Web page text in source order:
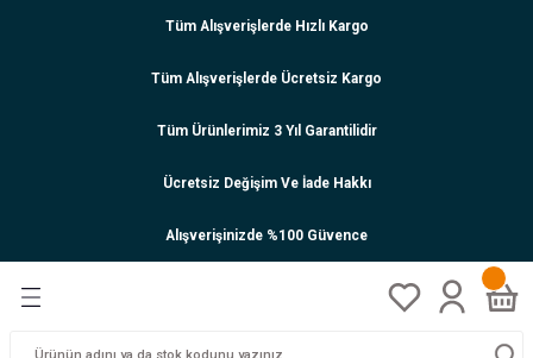
Tüm Alışverişlerde Hızlı Kargo
Tüm Alışverişlerde Ücretsiz Kargo
Tüm Ürünlerimiz 3 Yıl Garantilidir
Ücretsiz Değişim Ve İade Hakkı
Alışverişinizde %100 Güvence